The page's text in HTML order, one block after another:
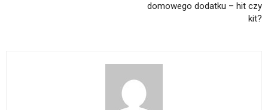
domowego dodatku – hit czy
kit?